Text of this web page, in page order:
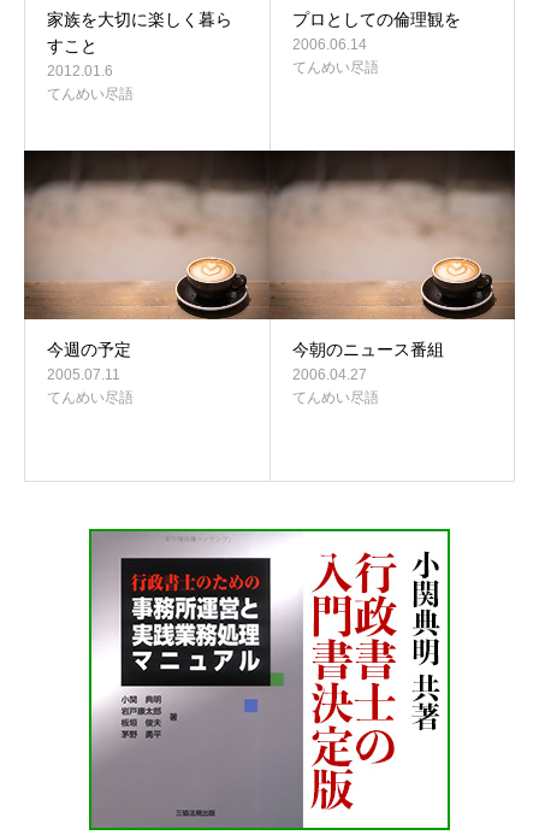
家族を大切に楽しく暮ら
すこと
2012.01.6
てんめい尽語
プロとしての倫理観を
2006.06.14
てんめい尽語
今週の予定
2005.07.11
てんめい尽語
今朝のニュース番組
2006.04.27
てんめい尽語